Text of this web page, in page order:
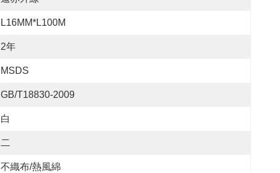
L16MM*L100M
2年
MSDS
GB/T18830-2009
白
二
不織布/熱風綿